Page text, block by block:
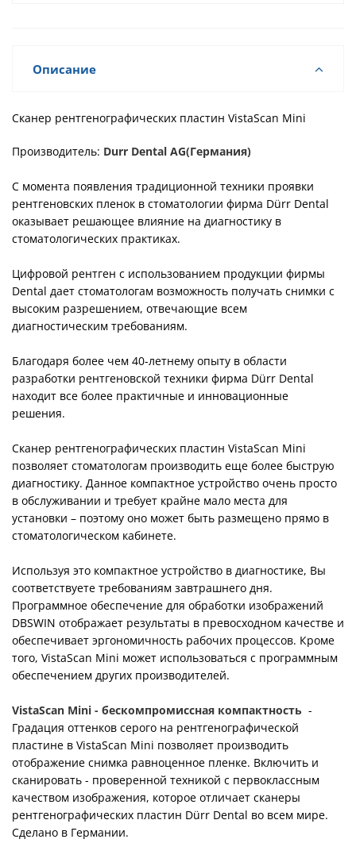
Описание
Сканер рентгенографических пластин VistaScan Mini
Производитель: Durr Dental AG(Германия)
С момента появления традиционной техники проявки
рентгеновских пленок в стоматологии фирма Dürr Dental
оказывает решающее влияние на диагностику в
стоматологических практиках.
Цифровой рентген с использованием продукции фирмы
Dental дает стоматологам возможность получать снимки с
высоким разрешением, отвечающие всем
диагностическим требованиям.
Благодаря более чем 40-летнему опыту в области
разработки рентгеновской техники фирма Dürr Dental
находит все более практичные и инновационные
решения.
Сканер рентгенографических пластин VistaScan Mini
позволяет стоматологам производить еще более быструю
диагностику. Данное компактное устройство очень просто
в обслуживании и требует крайне мало места для
установки – поэтому оно может быть размещено прямо в
стоматологическом кабинете.
Используя это компактное устройство в диагностике, Вы
соответствуете требованиям завтрашнего дня.
Программное обеспечение для обработки изображений
DBSWIN отображает результаты в превосходном качестве и
обеспечивает эргономичность рабочих процессов. Кроме
того, VistaScan Mini может использоваться с программным
обеспечением других производителей.
VistaScan Mini - бескомпромиссная компактность -
Градация оттенков серого на рентгенографической
пластине в VistaScan Mini позволяет производить
отображение снимка равноценное пленке. Включить и
сканировать - проверенной техникой с первоклассным
качеством изображения, которое отличает сканеры
рентгенографических пластин Dürr Dental во всем мире.
Сделано в Германии.